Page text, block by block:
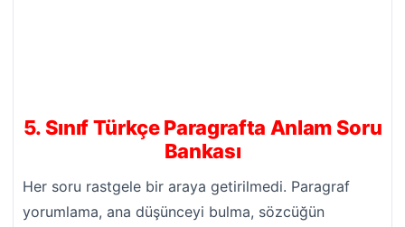
5. Sınıf Türkçe Paragrafta Anlam Soru
Bankası
Her soru rastgele bir araya getirilmedi. Paragraf
yorumlama, ana düşünceyi bulma, sözcüğün